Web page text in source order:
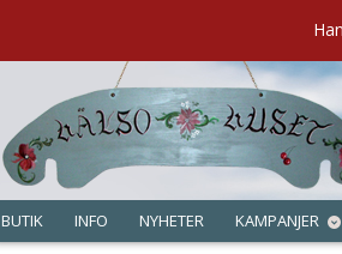
BUTIK INFO NYHETER KAMPANJER